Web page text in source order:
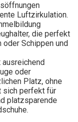
Luftzirkulation.
die perfekt
oder Schippen und
ausreichend
oder
Platz, ohne
sich perfekt für
platzsparende